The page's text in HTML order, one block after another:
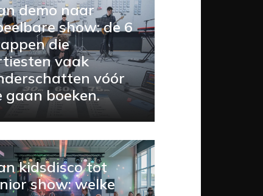
demo naar
show: de 6
die
vaak
vóór
gaan boeken.
kidsdisco tot
show: welke